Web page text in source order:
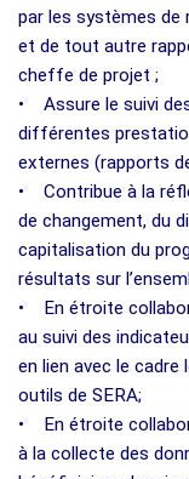
par les systèmes
et de tout autre
cheffe de projet ;
• Assure le suivi
différentes
externes (rapports
• Contribue à la
de changement, du
capitalisation du
résultats sur
• En étroite
au suivi des
en lien avec le cadre
outils de SERA;
• En étroite
à la collecte des